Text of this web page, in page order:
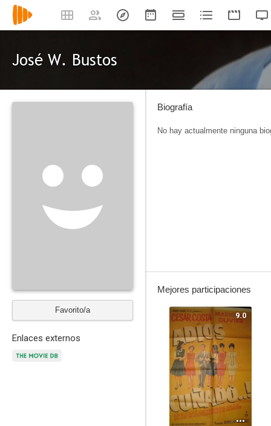
José W. Bustos
Favorito/a
Enlaces externos
Biografía
No hay actualmente ninguna
Mejores participaciones
9.0